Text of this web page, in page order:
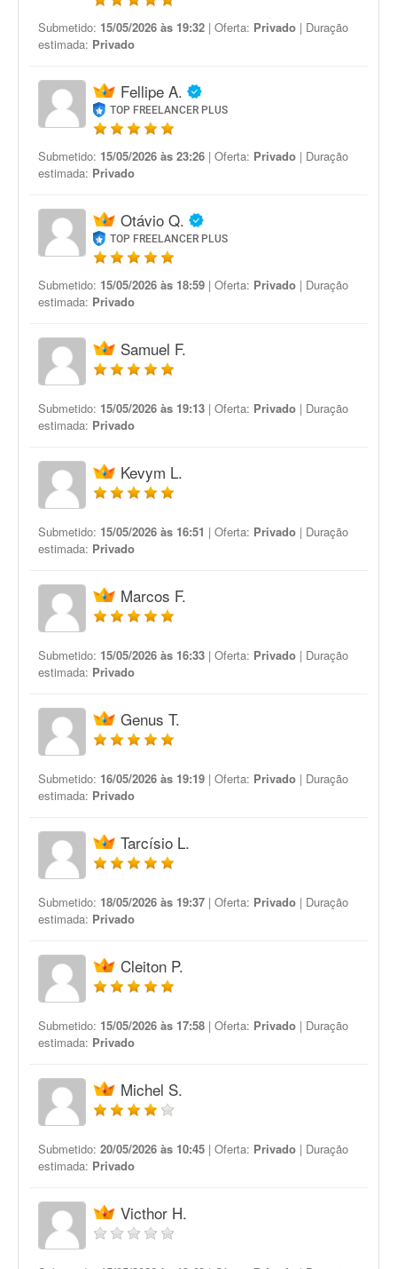
Submetido: 15/05/2026 às 19:32 | Oferta: Privado | Duração
estimada: Privado
Fellipe A.
TOP FREELANCER PLUS
Submetido: 15/05/2026 às 23:26 | Oferta: Privado | Duração
estimada: Privado
Otávio Q.
TOP FREELANCER PLUS
Submetido: 15/05/2026 às 18:59 | Oferta: Privado | Duração
estimada: Privado
Samuel F.
Submetido: 15/05/2026 às 19:13 | Oferta: Privado | Duração
estimada: Privado
Kevym L.
Submetido: 15/05/2026 às 16:51 | Oferta: Privado | Duração
estimada: Privado
Marcos F.
Submetido: 15/05/2026 às 16:33 | Oferta: Privado | Duração
estimada: Privado
Genus T.
Submetido: 16/05/2026 às 19:19 | Oferta: Privado | Duração
estimada: Privado
Tarcísio L.
Submetido: 18/05/2026 às 19:37 | Oferta: Privado | Duração
estimada: Privado
Cleiton P.
Submetido: 15/05/2026 às 17:58 | Oferta: Privado | Duração
estimada: Privado
Michel S.
Submetido: 20/05/2026 às 10:45 | Oferta: Privado | Duração
estimada: Privado
Victhor H.